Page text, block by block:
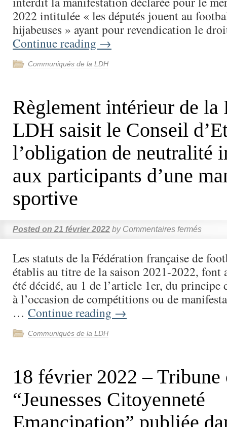
2022 intitulée « les députés jouent au
hijabeuses » ayant pour revendication le
Continue reading →
Communiqués de la LDH
Règlement intérieur de la
LDH saisit le Conseil
l’obligation de neutralité
aux participants d’une
sportive
Posted on 21 février 2022 by Commentaires fermés
Les statuts de la Fédération française de
établis au titre de la saison 2021-2022, font
été décidé, au 1 de l’article 1er, du
à l’occasion de compétitions ou de
… Continue reading →
Communiqués de la LDH
18 février 2022 –
“Jeunesses Citoyenneté
Emancipation” publiée